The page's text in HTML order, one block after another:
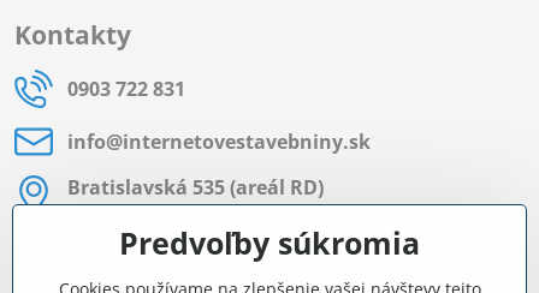
Kontakty
0903 722 831
info​@internetovestavebniny​.sk
Bratislavská 535 (areál RD)
Most pri Bratislave
Pon - Pia 8:00 - 11:30 a 12:15 - 15:30
Predvoľby súkromia